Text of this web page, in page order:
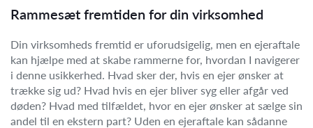
Rammesæt fremtiden for din virksomhed
Din virksomheds fremtid er uforudsigelig, men en ejeraftale
kan hjælpe med at skabe rammerne for, hvordan I navigerer
i denne usikkerhed. Hvad sker der, hvis en ejer ønsker at
trække sig ud? Hvad hvis en ejer bliver syg eller afgår ved
døden? Hvad med tilfældet, hvor en ejer ønsker at sælge sin
andel til en ekstern part? Uden en ejeraftale kan sådanne